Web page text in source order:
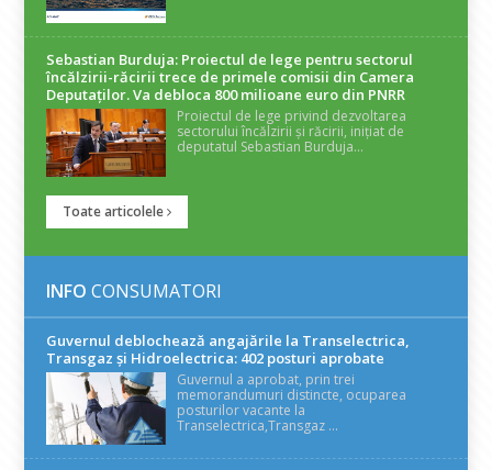
Sebastian Burduja: Proiectul de lege pentru sectorul
încălzirii-răcirii trece de primele comisii din Camera
Deputaților. Va debloca 800 milioane euro din PNRR
Proiectul de lege privind dezvoltarea
sectorului încălzirii și răcirii, inițiat de
deputatul Sebastian Burduja...
Toate articolele
INFO CONSUMATORI
Guvernul deblochează angajările la Transelectrica,
Transgaz și Hidroelectrica: 402 posturi aprobate
Guvernul a aprobat, prin trei
memorandumuri distincte, ocuparea
posturilor vacante la
Transelectrica,Transgaz ...